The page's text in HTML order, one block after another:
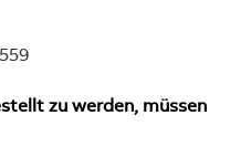
zu werden, müssen